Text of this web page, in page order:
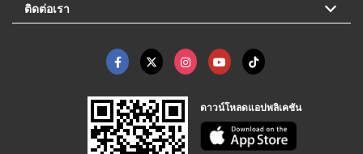
ติดต่อเรา
ดาวน์โหลดแอปพลิเคชัน